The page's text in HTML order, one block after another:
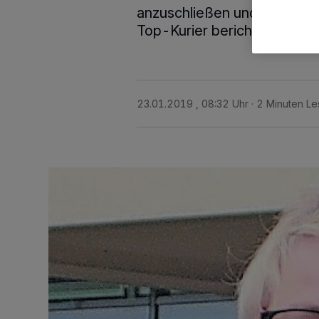
anzuschließen und die
Top-Kurier berichtete).
23.01.2019 , 08:32 Uhr 2 Minuten